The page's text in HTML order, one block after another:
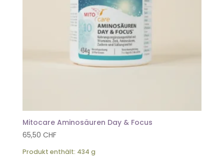
Mitocare Aminosäuren Day & Focus
65,50 CHF
Produkt enthält: 434 g